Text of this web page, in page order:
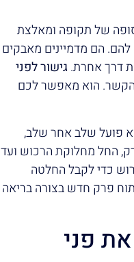
של תקופה ומאלצת
להם. הם מדמיינים מאבקים
דרך אחרת.גישור לפני
הקשר. הוא מאפשר לכם
פועל שלב אחר שלב,
החל מחלוקת הרכוש ועד
כדי לקבל החלטה
פרק חדש בצורה בריאה
פני